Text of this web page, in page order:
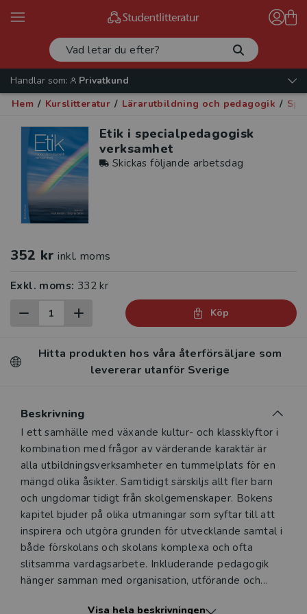
Handlar som:
Privatkund
Hem / Kurslitteratur / Lärarutbildning och pedagogik /
Etik i specialpedagogisk
verksamhet
Skickas följande arbetsdag
352 kr inkl. moms
Exkl. moms: 332 kr
Köp
Hitta produkten hos våra återförsäljare som
levererar utanför Sverige
Beskrivning
Beskrivning
I ett samhälle med växande kultur- och klassklyftor i
kombination med frågor av värderande karaktär är
alla utbildningsverksamheter en tummelplats för en
mängd olika åsikter. Samtidigt särskiljs allt fler barn
och ungdomar tidigt från skolgemenskaper. Bokens
kapitel bjuder på olika utmaningar som syftar till att
inspirera och utgöra grunden för utvecklande samtal i
både förskolans och skolans komplexa och ofta
slitsamma vardagsarbete. Inkluderande pedagogik
hänger samman med organisation, utförande och
Visa hela beskrivningen